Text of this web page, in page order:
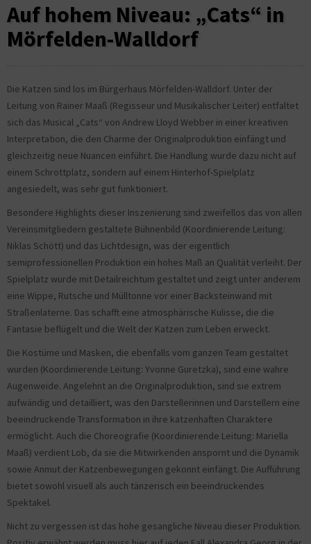
Auf hohem Niveau: „Cats“ in
Mörfelden-Walldorf
Die Katzen sind los im Bürgerhaus Mörfelden-Walldorf. Unter der
Leitung von Rainer Maaß (Regisseur und Musikalischer Leiter) entfaltet
sich das Musical „Cats“ von Andrew Lloyd Webber in einer kreativen
Interpretation, die den Charme der Originalproduktion einfängt und
gleichzeitig neue Nuancen einführt. Die Handlung wurde dazu nicht auf
einem Schrottplatz, sondern auf einem Hinterhof-Spielplatz
angesiedelt, was sehr gut funktioniert.
Besondere Highlights dieser Inszenierung sind zweifellos das von allen
Vereinsmitgliedern gestaltete Bühnenbild (Koordinierende Leitung:
Niklas Schött) und das Lichtdesign, was der eigentlich
semiprofessionellen Produktion ein hohes Maß an Qualität verleiht. Der
Spielplatz wurde mit Detailreichtum gestaltet und zeigt unter anderem
eine Wippe, Rutsche und Mülltonne vor einer Backsteinwand mit
Straßenlaterne. Das schafft eine atmosphärische Kulisse, die die
Fantasie beflügelt und die Welt der Katzen zum Leben erweckt.
Die Kostüme und Masken, die ebenfalls vom ganzen Team gestaltet
wurden (Koordinierende Leitung: Yvonne Guretzka), sind eine wahre
Augenweide. Angelehnt an die Originalproduktion, sind sie extrem
aufwändig und detailliert, was den Darstellerinnen und Darstellern eine
beeindruckende Transformation in ihre katzenhaften Charaktere
ermöglicht. Auch die Choreografie (Koordinierende Leitung: Mariella
Maaß) verdient Lob, da sie die Mitwirkenden anspornt und die Dynamik
sowie Anmut der Katzenbewegungen gekonnt einfängt. Die Aufführung
bietet sowohl visuell als auch tänzerisch ein beeindruckendes
Spektakel.
Nicht zu vergessen ist das hohe gesangliche Niveau dieser Produktion.